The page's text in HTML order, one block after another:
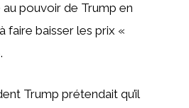
au pouvoir de Trump en
faire baisser les prix «
Trump prétendait qu’il